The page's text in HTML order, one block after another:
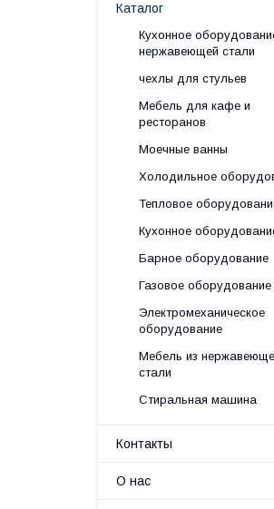
Каталог
Кухонное
нержавеющей стали
чехлы для стульев
Мебель для кафе и
ресторанов
Моечные ванны
Холодильное
Тепловое
Кухонное
Барное оборудование
Газовое оборудование
Электромеханическое
оборудование
Мебель из
стали
Стиральная машина
Контакты
О нас